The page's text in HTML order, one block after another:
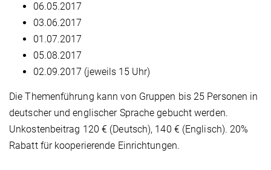
06.05.2017
03.06.2017
01.07.2017
05.08.2017
02.09.2017 (jeweils 15 Uhr)
Die Themenführung kann von Gruppen bis 25 Personen in
deutscher und englischer Sprache gebucht werden.
Unkostenbeitrag 120 € (Deutsch), 140 € (Englisch). 20%
Rabatt für kooperierende Einrichtungen.